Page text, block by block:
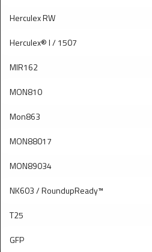
Herculex RW
Herculex® I / 1507
MIR162
MON810
Mon863
MON88017
MON89034
NK603 / RoundupReady™
T25
GFP